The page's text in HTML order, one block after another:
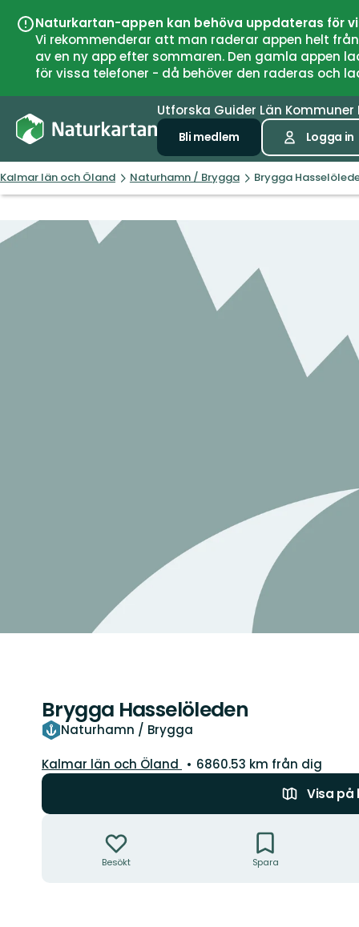
Naturkartan-appen kan behöva uppdateras för
Vi rekommenderar att man raderar appen helt
av en ny app efter sommaren. Den gamla
för vissa telefoner - då behöver den raderas och
Utforska Guider Län Kommuner
Bli medlem Logga in
Kalmar län och Öland Naturhamn / Brygga Brygga
Brygga Hasselöleden
Naturhamn / Brygga
Län:
Kalmar län och Öland
6860.53 km från dig
Visa på
Besökt Spara